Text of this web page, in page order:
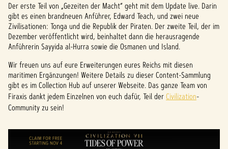
Der erste Teil von „Gezeiten der Macht“ geht mit dem Update live. Darin
gibt es einen brandneuen Anführer, Edward Teach, und zwei neue
Zivilisationen: Tonga und die Republik der Piraten. Der zweite Teil, der im
Dezember veröffentlicht wird, beinhaltet dann die herausragende
Anführerin Sayyida al-Hurra sowie die Osmanen und Island.
Wir freuen uns auf eure Erweiterungen eures Reichs mit diesen
maritimen Ergänzungen! Weitere Details zu dieser Content-Sammlung
gibt es im Collection Hub auf unserer Webseite. Das ganze Team von
Firaxis dankt jedem Einzelnen von euch dafür, Teil derCivilization-
Community zu sein!